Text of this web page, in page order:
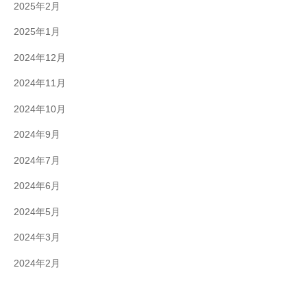
2025年2月
2025年1月
2024年12月
2024年11月
2024年10月
2024年9月
2024年7月
2024年6月
2024年5月
2024年3月
2024年2月